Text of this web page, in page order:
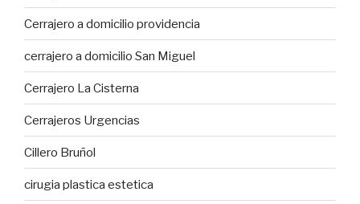
Cerrajero a domicilio providencia
cerrajero a domicilio San Miguel
Cerrajero La Cisterna
Cerrajeros Urgencias
Cillero Bruñol
cirugia plastica estetica